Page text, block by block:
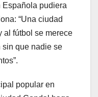
pudiera
“Una ciudad
al fútbol se merece
sin que nadie se
popular en